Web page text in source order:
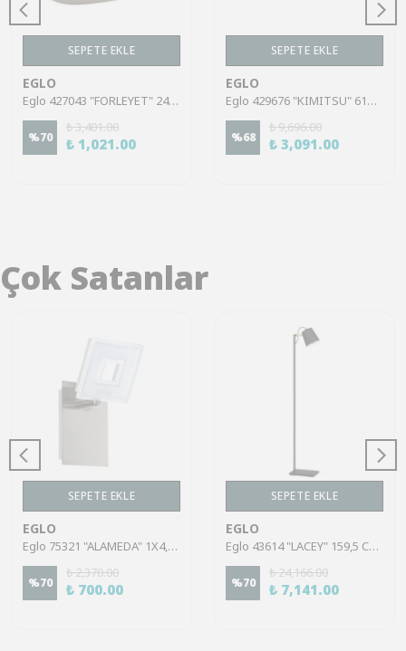
SEPETE EKLE
EGLO
Eglo 427043 "FORLEYET" 24,5 Cm Uzunluğunda Dekoratif Alüminyum Nikel Kase
%70
₺ 3,401.00
₺ 1,021.00
SEPETE EKLE
EGLO
Eglo 429676 "KIMITSU" 61X25,5 Cm Ölçülerinde Dekoratif Kahverengi Kase
%68
₺ 9,696.00
₺ 3,091.00
Çok Satanlar
SEPETE EKLE
EGLO
Eglo 75321 "ALAMEDA" 1X4,5W Çelik Nikel Mat Sıva Üstü Spot
%70
₺ 2,370.00
₺ 700.00
SEPETE EKLE
EGLO
Eglo 43614 "LACEY" 159,5 Cm Yüksekliğinde Çelik, Ahşap Köşe Lambası Lambader
%70
₺ 24,166.00
₺ 7,141.00